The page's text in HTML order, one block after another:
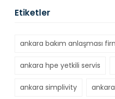
Etiketler
ankara bakım anlaşması
ankara hpe yetkili servis
ankara simplivity